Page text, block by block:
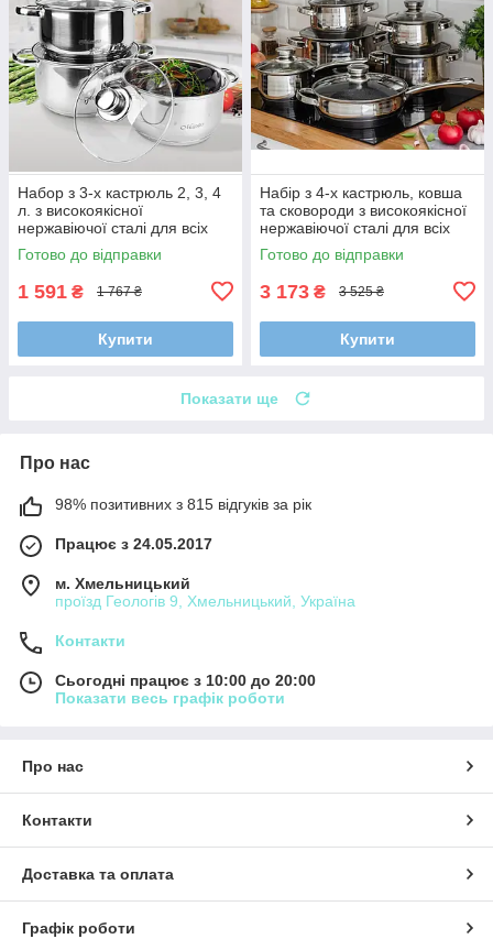
Набор з 3-х кастрюль 2, 3, 4
л. з високоякісної
нержавіючої сталі для всіх
тип плит
Готово до відправки
1 591 ₴ 1 767 ₴
Купити
Набір з 4-х кастрюль, ковша
та сковороди з високоякісної
нержавіючої сталі для всіх
видів плит
Готово до відправки
3 173 ₴ 3 525 ₴
Купити
Показати ще
Про нас
98% позитивних з 815 відгуків за рік
Працює з 24.05.2017
м. Хмельницький
проїзд Геологів 9, Хмельницький, Україна
Контакти
Сьогодні працює з 10:00 до 20:00
Показати весь графік роботи
Про нас
Контакти
Доставка та оплата
Графік роботи